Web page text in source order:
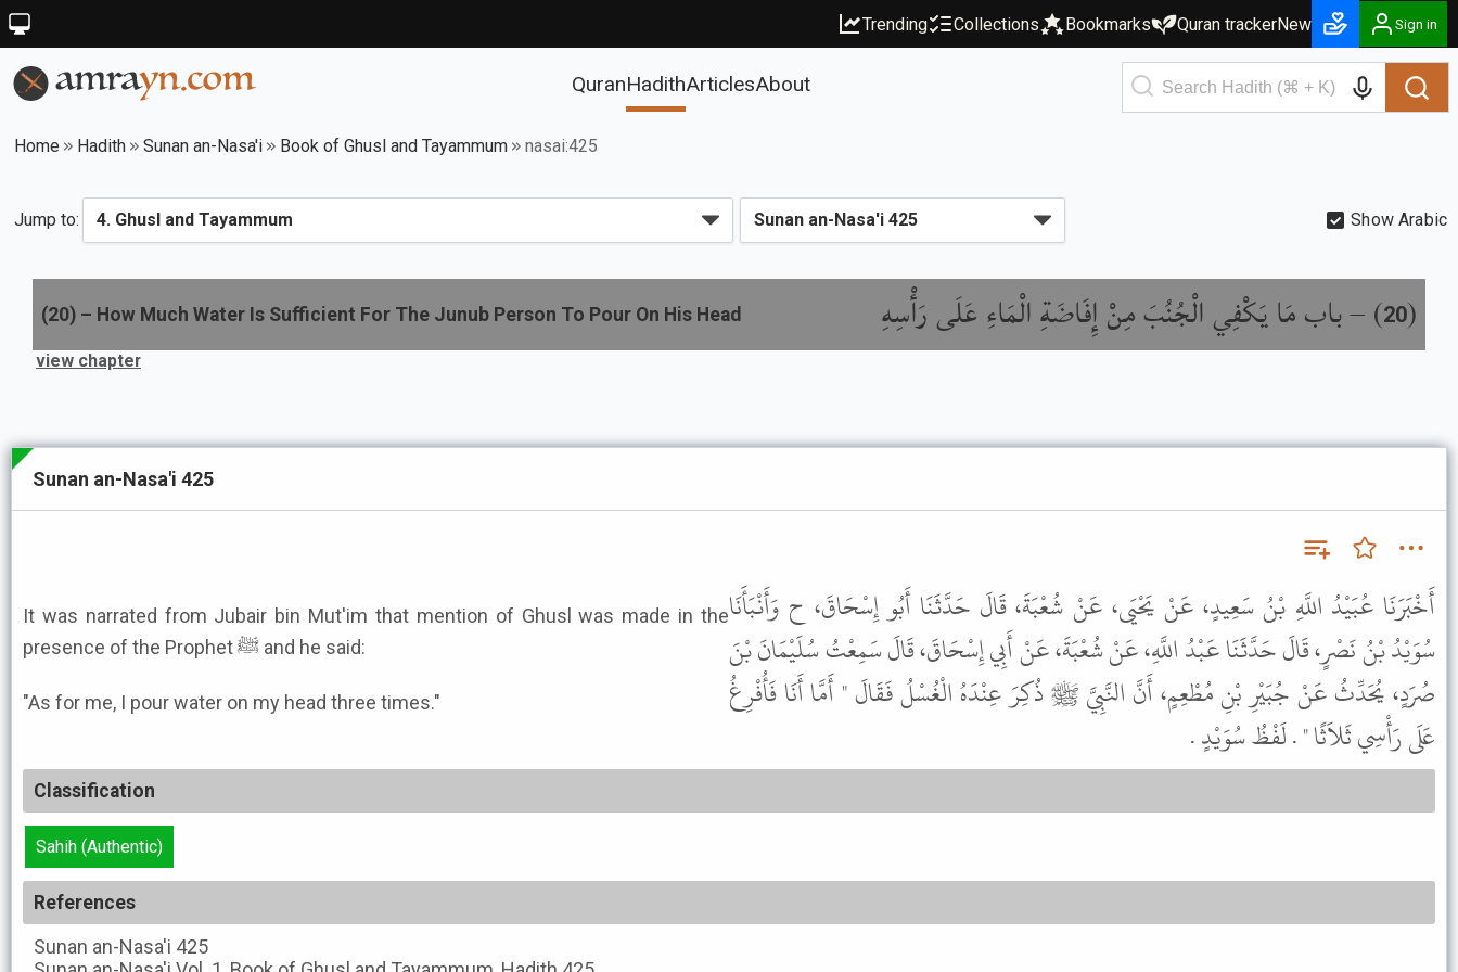
Trending Collections Bookmarks Quran trackerNew Sign in
QuranHadithArticlesAbout
Home Hadith Sunan an-Nasa'i Book of Ghusl and Tayammum nasai:425
Jump to: Show Arabic
(
20
) –باب مَا يَكْفِي الْجُنُبَ مِنْ إِفَاضَةِ الْمَاءِ عَلَى رَأْسِهِ (20) – How Much Water Is Sufficient For The Junub Person To Pour On His Head
view chapter
Sunan an-Nasa'i 425
It was narrated from Jubair bin Mut'im that mention of Ghusl was made in the
presence of the Prophet ﷺ and he said:
"As for me, I pour water on my head three times."
أَخْبَرَنَا عُبَيْدُ اللَّهِ بْنُ سَعِيدٍ، عَنْ يَحْيَى، عَنْ شُعْبَةَ، قَالَ حَدَّثَنَا أَبُو إِسْحَاقَ، ح وَأَنْبَأَنَا
سُوَيْدُ بْنُ نَصْرٍ، قَالَ حَدَّثَنَا عَبْدُ اللَّهِ، عَنْ شُعْبَةَ، عَنْ أَبِي إِسْحَاقَ، قَالَ سَمِعْتُ سُلَيْمَانَ بْنَ
صُرَدٍ، يُحَدِّثُ عَنْ جُبَيْرِ بْنِ مُطْعِمٍ، أَنَّ النَّبِيَّ ﷺ ذُكِرَ عِنْدَهُ الْغُسْلُ فَقَالَ " أَمَّا أَنَا فَأُفْرِغُ
عَلَى رَأْسِي ثَلاَثًا " . لَفْظُ سُوَيْدٍ .
Classification
Sahih (Authentic)
References
Sunan an-Nasa'i 425